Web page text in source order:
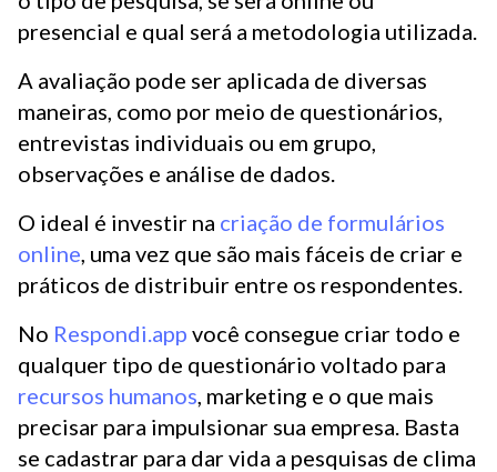
presencial e qual será a metodologia utilizada.
A avaliação pode ser aplicada de diversas
maneiras, como por meio de questionários,
entrevistas individuais ou em grupo,
observações e análise de dados.
O ideal é investir na criação de formulários
online , uma vez que são mais fáceis de criar e
práticos de distribuir entre os respondentes.
No Respondi.app você consegue criar todo e
qualquer tipo de questionário voltado para
recursos humanos , marketing e o que mais
precisar para impulsionar sua empresa. Basta
se cadastrar para dar vida a pesquisas de clima